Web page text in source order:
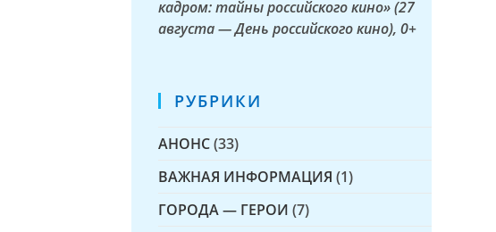
кадром: тайны российского кино» (27
августа — День российского кино), 0+
РУБРИКИ
АНОНС(33)
ВАЖНАЯ ИНФОРМАЦИЯ (1)
ГОРОДА — ГЕРОИ (7)